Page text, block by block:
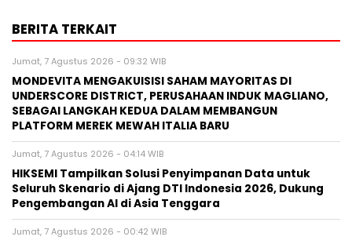
BERITA TERKAIT
Jumat, 7 Agustus 2026 - 09:32 WIB
MONDEVITA MENGAKUISISI SAHAM MAYORITAS DI
UNDERSCORE DISTRICT, PERUSAHAAN INDUK MAGLIANO,
SEBAGAI LANGKAH KEDUA DALAM MEMBANGUN
PLATFORM MEREK MEWAH ITALIA BARU
Jumat, 7 Agustus 2026 - 04:14 WIB
HIKSEMI Tampilkan Solusi Penyimpanan Data untuk
Seluruh Skenario di Ajang DTI Indonesia 2026, Dukung
Pengembangan AI di Asia Tenggara
Jumat, 7 Agustus 2026 - 00:42 WIB